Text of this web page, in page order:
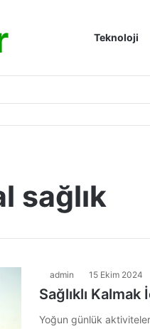
Anasayfa
Teknoloji
sağlık
admin 15 Ekim 2024
Sağlıklı
Yoğun günlük aktiviteler,